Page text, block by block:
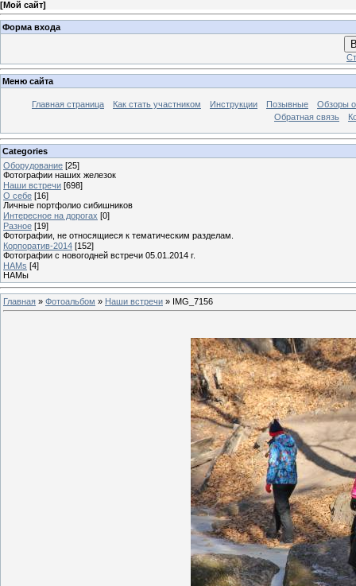
[Мой сайт]
Форма входа
Меню сайта
Главная страница Как стать участником Инструкции Позывные
Обзоры
Обратная связь
Categories
Оборудование [25]
Фотографии наших железок
Наши встречи [698]
О себе [16]
Личные портфолио сибишников
Интересное на дорогах [0]
Разное [19]
Фотографии, не относящиеся к тематическим разделам.
Корпоратив-2014 [152]
Фотографии с новогодней встречи 05.01.2014 г.
HAMs [4]
HAMы
Главная » Фотоальбом » Наши встречи » IMG_7156